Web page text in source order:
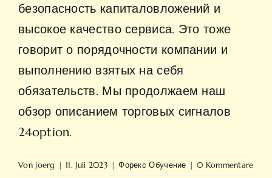
безопасность капиталовложений и
высокое качество сервиса. Это тоже
говорит о порядочности компании и
выполнению взятых на себя
обязательств. Мы продолжаем наш
обзор описанием торговых сигналов
24option.
Von joerg | 11. Juli 2023 | Форекс Обучение | 0 Kommentare